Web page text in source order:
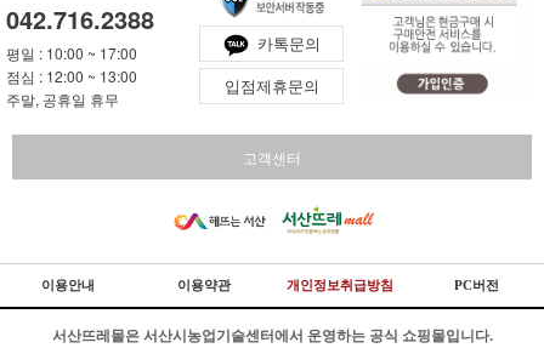
042.716.2388
평일 : 10:00 ~ 17:00
점심 : 12:00 ~ 13:00
주말, 공휴일 휴무
카톡문의
입점제휴문의
고객센터
이용안내 이용약관 개인정보취급방침 PC버전
서산뜨레몰은 서산시농업기술센터에서 운영하는 공식 쇼핑몰입니다.